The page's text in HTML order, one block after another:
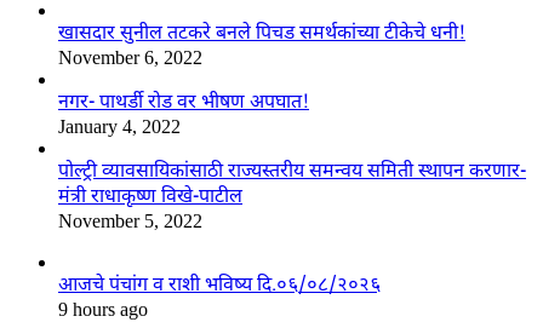
खासदार सुनील तटकरे बनले पिचड समर्थकांच्या टीकेचे धनी!
November 6, 2022
नगर- पाथर्डी रोड वर भीषण अपघात!
January 4, 2022
पोल्ट्री व्यावसायिकांसाठी राज्यस्तरीय समन्वय समिती स्थापन करणार-
मंत्री राधाकृष्ण विखे-पाटील
November 5, 2022
आजचे पंचांग व राशी भविष्य दि.०६/०८/२०२६
9 hours ago